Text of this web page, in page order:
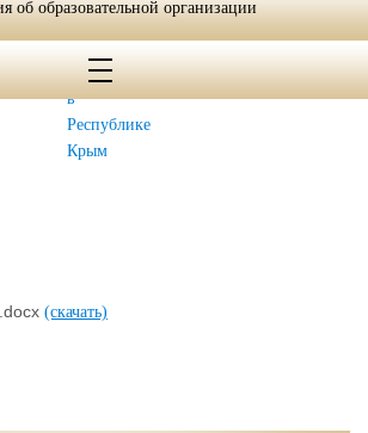
результатов
ОГЭ/ГВЭ-9
в
Республике
Крым
(скачать)
об образовательной организации